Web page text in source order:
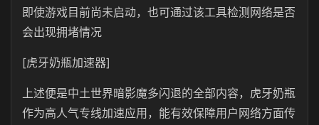
即使游戏目前尚未启动，也可通过该工具检测网络是否
会出现拥堵情况
[虎牙奶瓶加速器]
上述便是中土世界暗影魔多闪退的全部内容，虎牙奶瓶
作为高人气专线加速应用，能有效保障用户网络方面传